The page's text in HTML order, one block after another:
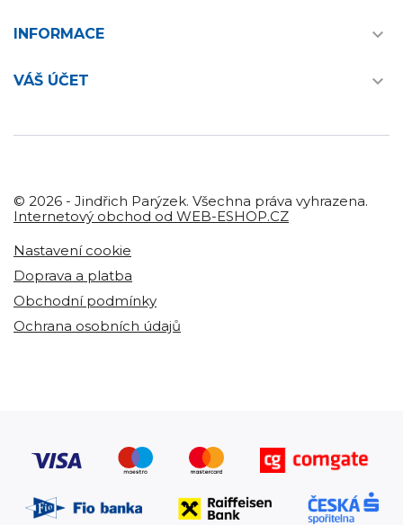
INFORMACE 
VÁŠ ÚČET 
© 2026 - Jindřich Parýzek. Všechna práva vyhrazena.
Internetový obchod od WEB-ESHOP.CZ
Nastavení cookie
Doprava a platba
Obchodní podmínky
Ochrana osobních údajů